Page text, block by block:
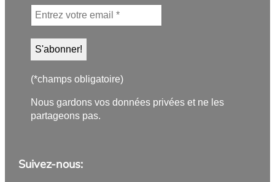
(*champs obligatoire)
Nous gardons vos données privées et ne les
partageons pas.
Suivez-nous: